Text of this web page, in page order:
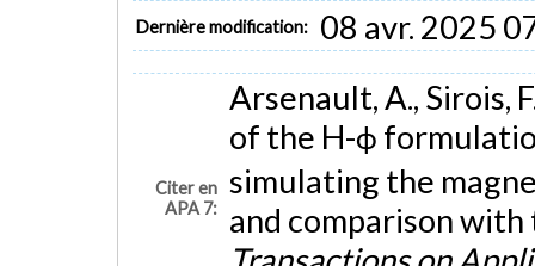
Dernière modification: 08 avr. 2025
Citer en
APA 7:
Arsenault, A., Sirois,
of the H-ϕ
simulating the
and comparison